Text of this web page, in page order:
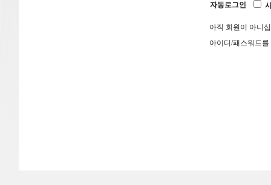
자동로그인
아직 회원이 아니
아이디/패스워드